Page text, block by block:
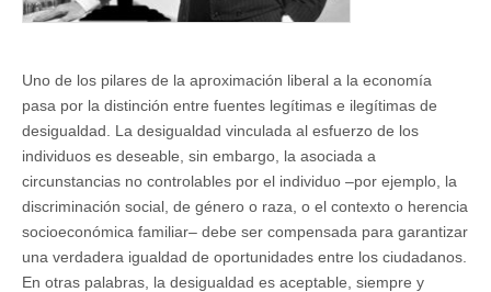
Uno de los pilares de la aproximación liberal a la economía
pasa por la distinción entre fuentes legítimas e ilegítimas de
desigualdad. La desigualdad vinculada al esfuerzo de los
individuos es deseable, sin embargo, la asociada a
circunstancias no controlables por el individuo ‒por ejemplo, la
discriminación social, de género o raza, o el contexto o herencia
socioeconómica familiar‒ debe ser compensada para garantizar
una verdadera igualdad de oportunidades entre los ciudadanos.
En otras palabras, la desigualdad es aceptable, siempre y